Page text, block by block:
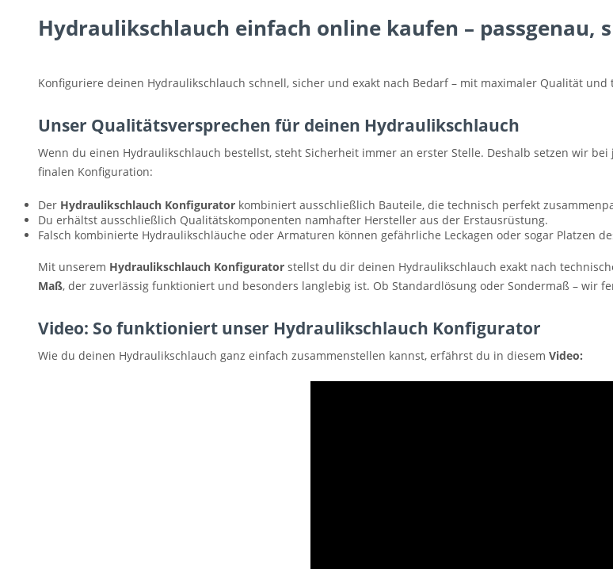
Hydraulikschlauch einfach online kaufen – passgenau,
Konfiguriere deinen Hydraulikschlauch schnell, sicher und exakt nach Bedarf – mit maximaler Qualität
Unser Qualitätsversprechen für deinen Hydraulikschlauch
Wenn du einen Hydraulikschlauch bestellst, steht Sicherheit immer an erster Stelle. Deshalb setzen wir
finalen Konfiguration:
Der Hydraulikschlauch Konfigurator kombiniert ausschließlich Bauteile, die technisch perfekt
Du erhältst ausschließlich Qualitätskomponenten namhafter Hersteller aus der Erstausrüstung.
Falsch kombinierte Hydraulikschläuche oder Armaturen können gefährliche Leckagen oder sogar Platzen
Mit unserem Hydraulikschlauch Konfigurator stellst du dir deinen Hydraulikschlauch exakt nach
Maß, der zuverlässig funktioniert und besonders langlebig ist. Ob Standardlösung oder Sondermaß – wir
Video: So funktioniert unser Hydraulikschlauch Konfigurator
Wie du deinen Hydraulikschlauch ganz einfach zusammenstellen kannst, erfährst du in diesem Video: